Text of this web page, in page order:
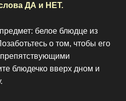
ДА и НЕТ.
белое блюдце из
о том, чтобы его
блюдечко вверх дном и